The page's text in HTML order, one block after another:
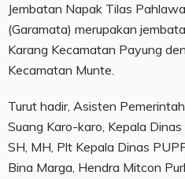
Jembatan Napak Tilas
(Garamata) merupakan
Karang Kecamatan Payung
Kecamatan Munte.
Turut hadir, Asisten
Suang Karo-karo, Kepala
SH, MH, Plt Kepala Dinas
Bina Marga, Hendra Mitcon